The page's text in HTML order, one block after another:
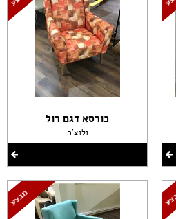
כורסא דגם רול
ולוצ'ה